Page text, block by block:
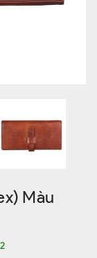
Màu